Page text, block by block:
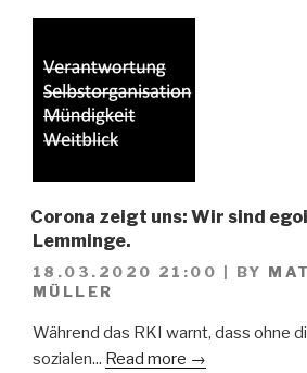
Corona zeigt uns: Wir sind
Lemminge.
18.03.2020 21:00 BY
MÜLLER
Während das RKI warnt, dass ohne
sozialen... Read more →